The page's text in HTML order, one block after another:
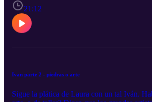
21:12
Ivan parte 2 - piedras o arte
Sigue la plática de Laura con un tal Iván.